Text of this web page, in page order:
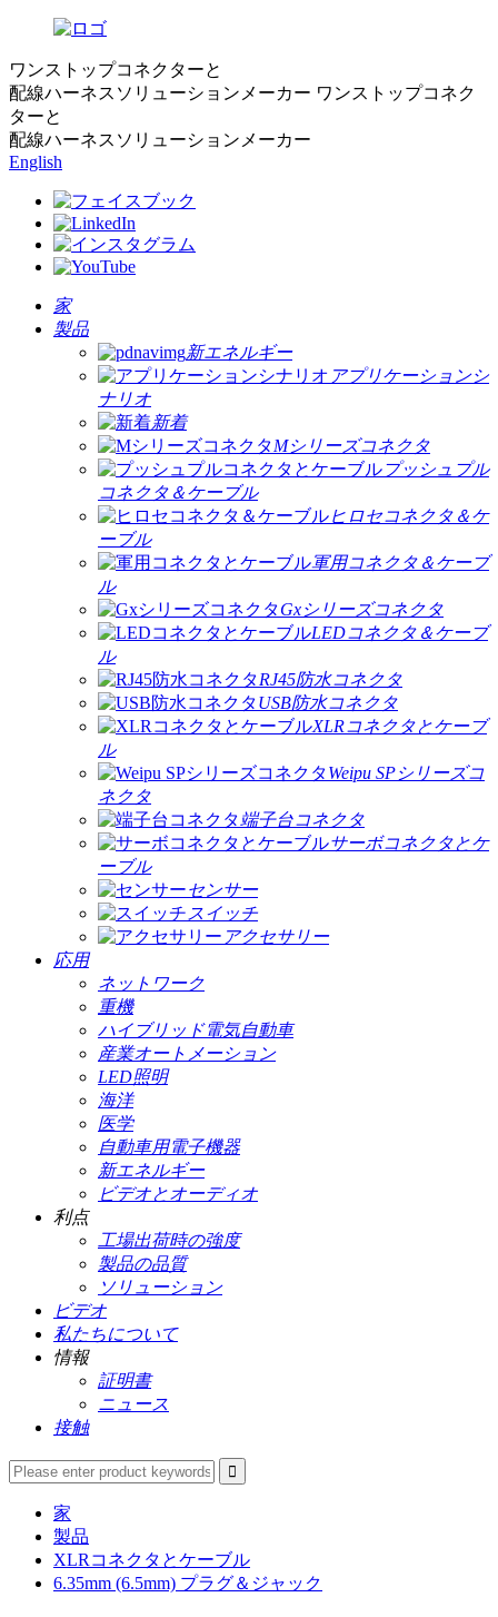
ワンストップコネクターと
配線ハーネスソリューションメーカー ワンストップコネク
ターと
配線ハーネスソリューションメーカー
English
家
製品
新エネルギー
アプリケーションシ
ナリオ
新着
Mシリーズコネクタ
プッシュプル
コネクタ＆ケーブル
ヒロセコネクタ＆ケ
ーブル
軍用コネクタ＆ケーブ
ル
Gxシリーズコネクタ
LEDコネクタ＆ケーブ
ル
RJ45防水コネクタ
USB防水コネクタ
XLRコネクタとケーブ
ル
Weipu SPシリーズコ
ネクタ
端子台コネクタ
サーボコネクタとケ
ーブル
センサー
スイッチ
アクセサリー
応用
ネットワーク
重機
ハイブリッド電気自動車
産業オートメーション
LED照明
海洋
医学
自動車用電子機器
新エネルギー
ビデオとオーディオ
利点
工場出荷時の強度
製品の品質
ソリューション
ビデオ
私たちについて
情報
証明書
ニュース
接触
家
製品
XLRコネクタとケーブル
6.35mm (6.5mm) プラグ＆ジャック